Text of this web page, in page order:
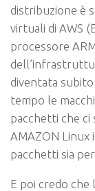
distribuzione è
virtuali di AWS
processore
diventata
tempo le
pacchetti che
AMAZON Linux
pacchetti sia
E poi credo che